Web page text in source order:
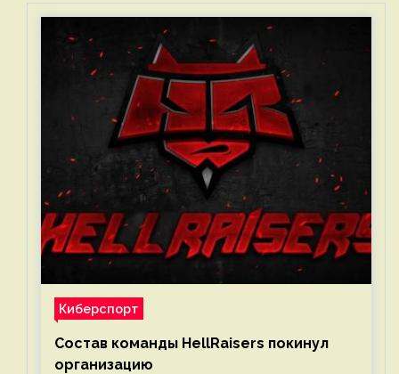
Киберспорт
Состав команды HellRaisers покинул
организацию